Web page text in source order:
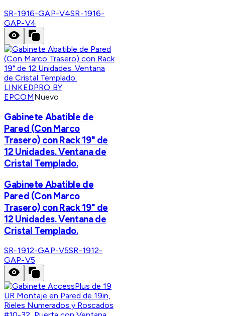
SR-1916-GAP-V4SR-1916-
GAP-V4
LINKEDPRO BY
EPCOMNuevo
Gabinete Abatible de
Pared (Con Marco
Trasero) con Rack 19" de
12 Unidades. Ventana de
Cristal Templado.
Gabinete Abatible de
Pared (Con Marco
Trasero) con Rack 19" de
12 Unidades. Ventana de
Cristal Templado.
SR-1912-GAP-V5SR-1912-
GAP-V5